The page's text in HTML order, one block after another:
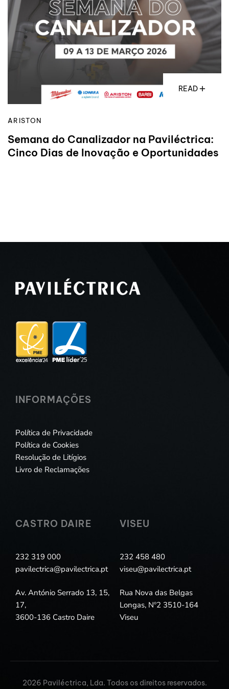
READ
ARISTON
Semana do Canalizador na Paviléctrica:
Cinco Dias de Inovação e Oportunidades
INFORMAÇÕES
Política de Privacidade
Política de Cookies
Resolução de Litígios
Livro de Reclamações
CASTRO DAIRE
232 319 000
pavilectrica@pavilectrica.pt
Av. António Serrado 13, 15,
17,
3600-136 Castro Daire
VISEU
232 458 480
viseu@pavilectrica.pt
Rua Nova das Belgas
Longas, Nº2 3510-164
Viseu
2026 Paviléctrica, Lda. Todos os direitos reservados.